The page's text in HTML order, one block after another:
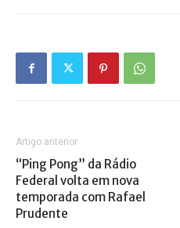
Artigo anterior
“Ping Pong” da Rádio
Federal volta em nova
temporada com Rafael
Prudente